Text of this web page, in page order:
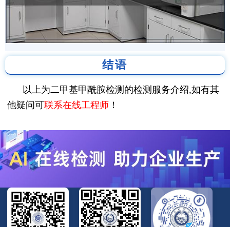
结语
以上为二甲基甲酰胺检测的检测服务介绍,如有其
他疑问可联系在线工程师 ！